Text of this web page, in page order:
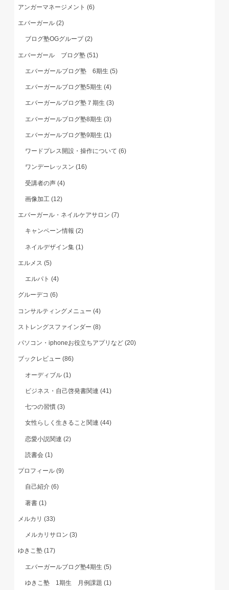
アンガーマネージメント(6)
エバーガール(2)
ブログ塾OGグループ(2)
エバーガール ブログ塾(51)
エバーガールブログ塾 6期生(5)
エバーガールブログ塾5期生(4)
エバーガールブログ塾７期生(3)
エバーガールブログ塾8期生(3)
エバーガールブログ塾9期生(1)
ワードプレス開設・操作について(6)
ワンデーレッスン(16)
受講者の声(4)
画像加工(12)
エバーガール・ネイルケアサロン(7)
キャンペーン情報(2)
ネイルデザイン集(1)
エルメス(5)
エルパト(4)
グルーデコ(6)
コンサルティングメニュー(4)
ストレングスファインダー(8)
パソコン・iphoneお役立ちアプリなど(20)
ブックレビュー(86)
オーディブル(1)
ビジネス・自己啓発書関連(41)
七つの習慣(3)
女性らしく生きること関連(44)
恋愛小説関連(2)
読書会(1)
プロフィール(9)
自己紹介(6)
著書(1)
メルカリ(33)
メルカリサロン(3)
ゆきこ塾(17)
エバーガールブログ塾4期生(5)
ゆきこ塾 1期生 月例課題(1)